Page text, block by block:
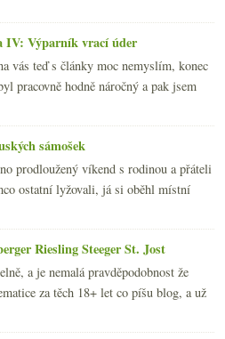
IV: Výparník vrací úder
vás teď s články moc nemyslím, konec
pracovně hodně náročný a pak jsem
sámošek
prodloužený víkend s rodinou a přáteli
ostatní lyžovali, já si oběhl místní
Riesling Steeger St. Jost
a je nemalá pravděpodobnost že
za těch 18+ let co píšu blog, a už